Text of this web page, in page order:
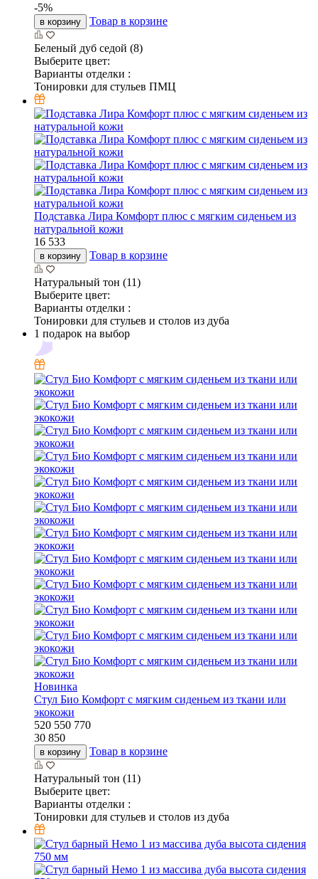
-5%
в корзину Товар в корзине
Беленый дуб седой (8)
Выберите цвет:
Варианты отделки :
Тонировки для стульев ПМЦ
Подставка Лира Комфорт плюс с мягким сиденьем из
натуральной кожи
16 533
в корзину Товар в корзине
Натуральный тон (11)
Выберите цвет:
Варианты отделки :
Тонировки для стульев и столов из дуба
1 подарок на выбор
Новинка
Стул Био Комфорт с мягким сиденьем из ткани или
экокожи
520 550 770
30 850
в корзину Товар в корзине
Натуральный тон (11)
Выберите цвет:
Варианты отделки :
Тонировки для стульев и столов из дуба